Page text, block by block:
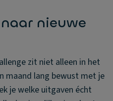
nieuwe
zit niet alleen in het
maand lang bewust met je
je welke uitgaven écht